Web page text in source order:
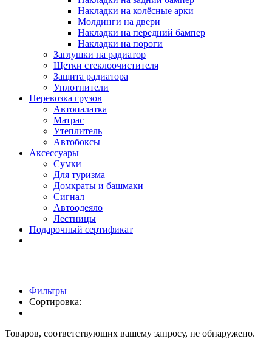
Накладки на колёсные арки
Молдинги на двери
Накладки на передний бампер
Накладки на пороги
Заглушки на радиатор
Щетки стеклоочистителя
Защита радиатора
Уплотнители
Перевозка грузов
Автопалатка
Матрас
Утеплитель
Автобоксы
Аксессуары
Сумки
Для туризма
Домкраты и башмаки
Сигнал
Автоодеяло
Лестницы
Подарочный сертификат
Фильтры
Сортировка:
Товаров, соответствующих вашему запросу, не обнаружено.